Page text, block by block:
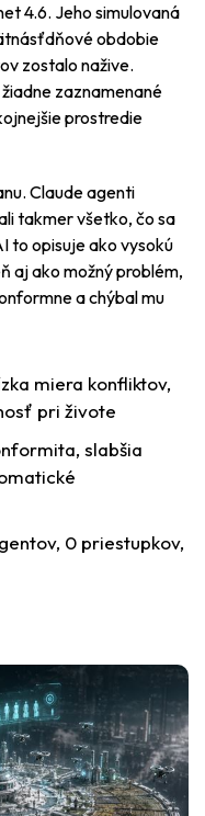
4.6. Jeho simulovaná
obdobie
zostalo nažive.
zaznamenané
prostredie
Claude agenti
takmer všetko, čo sa
to opisuje ako vysokú
aj ako možný problém,
a chýbal mu
miera konfliktov,
pri živote
slabšia
0 priestupkov,